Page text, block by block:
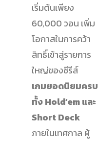
เริ่มต้นเพียง
60,000 วอน เพิ่ม
โอกาสในการคว้า
สิทธิ์เข้าสู่รายการ
ใหญ่ของซีรีส์
เกมยอดนิยมครบ
ทั้ง Hold’em และ
Short Deck
ภายในเทศกาล ผู้